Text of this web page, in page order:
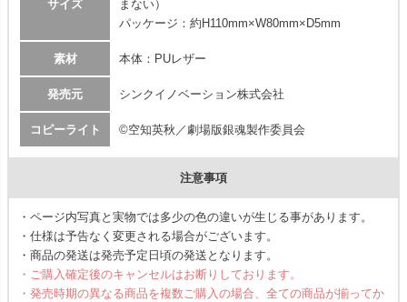
サイズ
まない）
パッケージ：約H110mm×W80mm×D5mm
素材 本体：PUレザー
発売元 シンクイノベーション株式会社
コピーライト ©空知英秋／劇場版銀魂製作委員会
注意事項
・ページ内写真と実物では多少の色の違いが生じる事があります。
・仕様は予告なく変更される場合がございます。
・商品の発送は発売予定日頃の発送となります。
・ご購入確定後のキャンセルはお断りしております。
・発売時期の異なる商品を複数ご購入の場合、全ての商品が揃ってか